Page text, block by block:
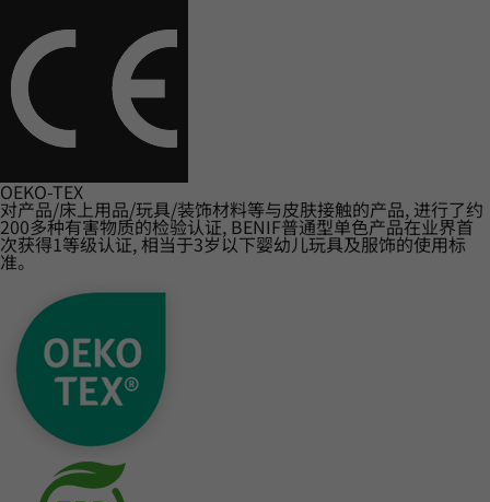
OEKO-TEX
对产品/床上用品/玩具/装饰材料等与皮肤接触的产品, 进行了约
200多种有害物质的检验认证, BENIF普通型单色产品在业界首
次获得1等级认证, 相当于3岁以下婴幼儿玩具及服饰的使用标
准。